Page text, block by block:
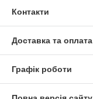
Контакти
Доставка та оплата
Графік роботи